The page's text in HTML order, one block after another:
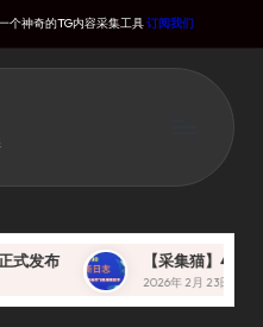
个神奇的TG内容采集工具订阅我们
布 【采集猫】4.30 版本
2026年 2月 23日